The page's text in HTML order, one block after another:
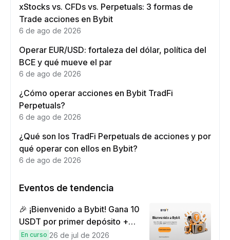
xStocks vs. CFDs vs. Perpetuals: 3 formas de
Trade acciones en Bybit
6 de ago de 2026
Operar EUR/USD: fortaleza del dólar, política del
BCE y qué mueve el par
6 de ago de 2026
¿Cómo operar acciones en Bybit TradFi
Perpetuals?
6 de ago de 2026
¿Qué son los TradFi Perpetuals de acciones y por
qué operar con ellos en Bybit?
6 de ago de 2026
Eventos de tendencia
🎉 ¡Bienvenido a Bybit! Gana 10
USDT por primer depósito +
hasta 9,999 USDT en
En curso 26 de jul de 2026